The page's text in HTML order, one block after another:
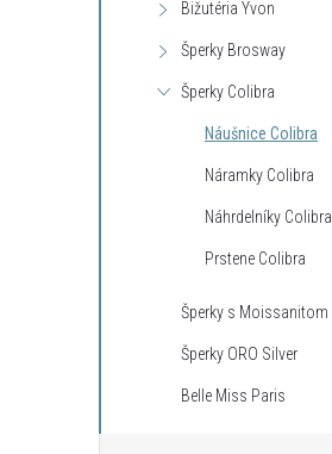
Bižutéria Yvon
Šperky Brosway
Šperky Colibra
Náušnice Colibra
Náramky Colibra
Náhrdelníky Colibra
Prstene Colibra
Šperky s Moissanitom
Šperky ORO Silver
Belle Miss Paris